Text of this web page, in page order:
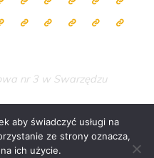
nr 3 w Swarzędzu
& WordPress .
aby świadczyć usługi na
ze strony oznacza,
ich użycie.